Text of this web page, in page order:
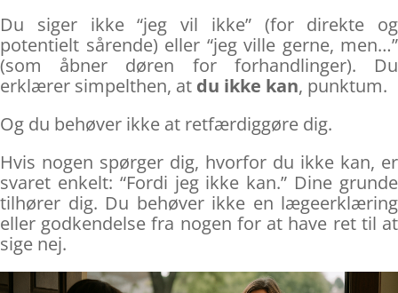
Du siger ikke “jeg vil ikke” (for direkte og
potentielt sårende) eller “jeg ville gerne, men…”
(som åbner døren for forhandlinger). Du
erklærer simpelthen, at du ikke kan, punktum.
Og du behøver ikke at retfærdiggøre dig.
Hvis nogen spørger dig, hvorfor du ikke kan, er
svaret enkelt: “Fordi jeg ikke kan.” Dine grunde
tilhører dig. Du behøver ikke en lægeerklæring
eller godkendelse fra nogen for at have ret til at
sige nej.